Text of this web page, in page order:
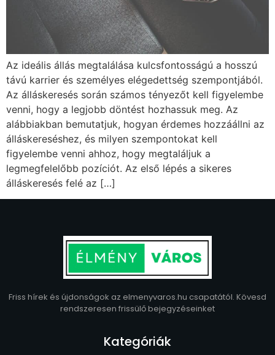
Az ideális állás megtalálása kulcsfontosságú a hosszú
távú karrier és személyes elégedettség szempontjából.
Az álláskeresés során számos tényezőt kell figyelembe
venni, hogy a legjobb döntést hozhassuk meg. Az
alábbiakban bemutatjuk, hogyan érdemes hozzáállni az
álláskereséshez, és milyen szempontokat kell
figyelembe venni ahhoz, hogy megtaláljuk a
legmegfelelőbb pozíciót. Az első lépés a sikeres
álláskeresés felé az […]
Friss hírek és újdonságok az elmenyvaros.hu csapatától. Kövesd
rendszeresen frissülő bejegyzéseinket
Kategóriák